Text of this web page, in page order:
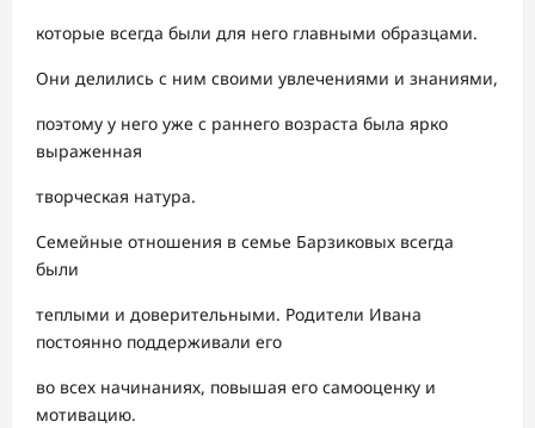
которые всегда были для него главными образцами.
Они делились с ним своими увлечениями и знаниями,
поэтому у него уже с раннего возраста была ярко
выраженная
творческая натура.
Семейные отношения в семье Барзиковых всегда
были
теплыми и доверительными. Родители Ивана
постоянно поддерживали его
во всех начинаниях, повышая его самооценку и
мотивацию.